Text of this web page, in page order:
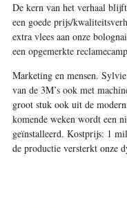
De kern van het verhaal
een goede prijs/
extra vlees aan onze
een opgemerkte
Marketing en mensen.
van de 3M’s ook met
groot stuk ook uit de
komende weken wordt een
geïnstalleerd. Kostprijs: 1
de productie versterkt onze